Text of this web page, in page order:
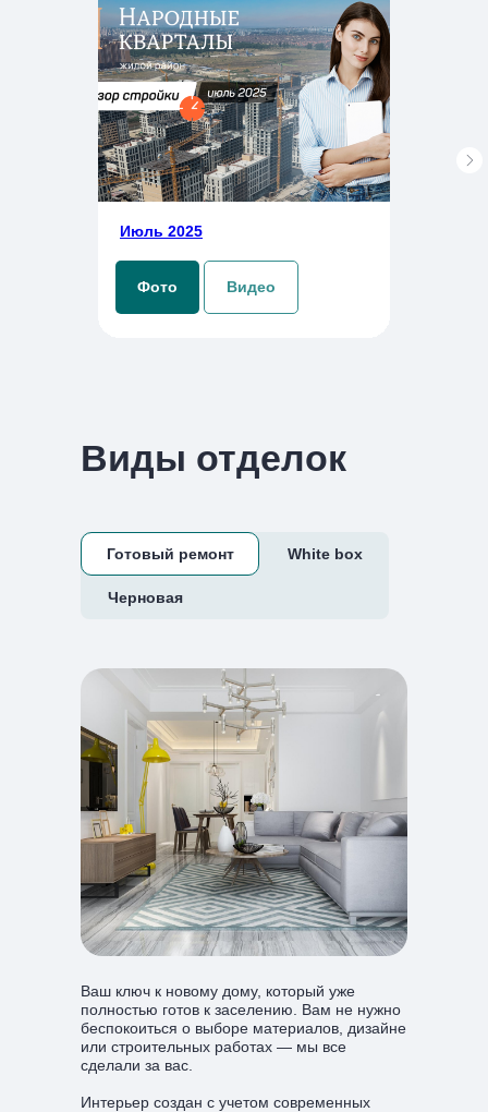
Июль 2025
Фото Видео
Виды отделок
Готовый ремонт White box
Черновая
Ваш ключ к новому дому, который уже
полностью готов к заселению. Вам не нужно
беспокоиться о выборе материалов, дизайне
или строительных работах — мы все
сделали за вас.
Интерьер создан с учетом современных
Блог Все статьи